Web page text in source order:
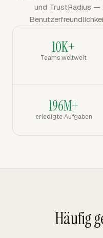
und TrustRadius —
10K+
Teams weltweit
196M+
erledigte Aufgaben
Häufig